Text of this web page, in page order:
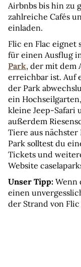
Airbnbs bis hin zu
zahlreiche Cafés
einladen.
Flic en Flac eignet
für einen Ausflug
Park, der mit dem
erreichbar ist. Auf
der Park
ein
kleine Jeep-Safari
außerdem
Tiere aus nächster
Park solltest du
Tickets und
Website
Unser Tipp: Wenn
einen
der Strand von